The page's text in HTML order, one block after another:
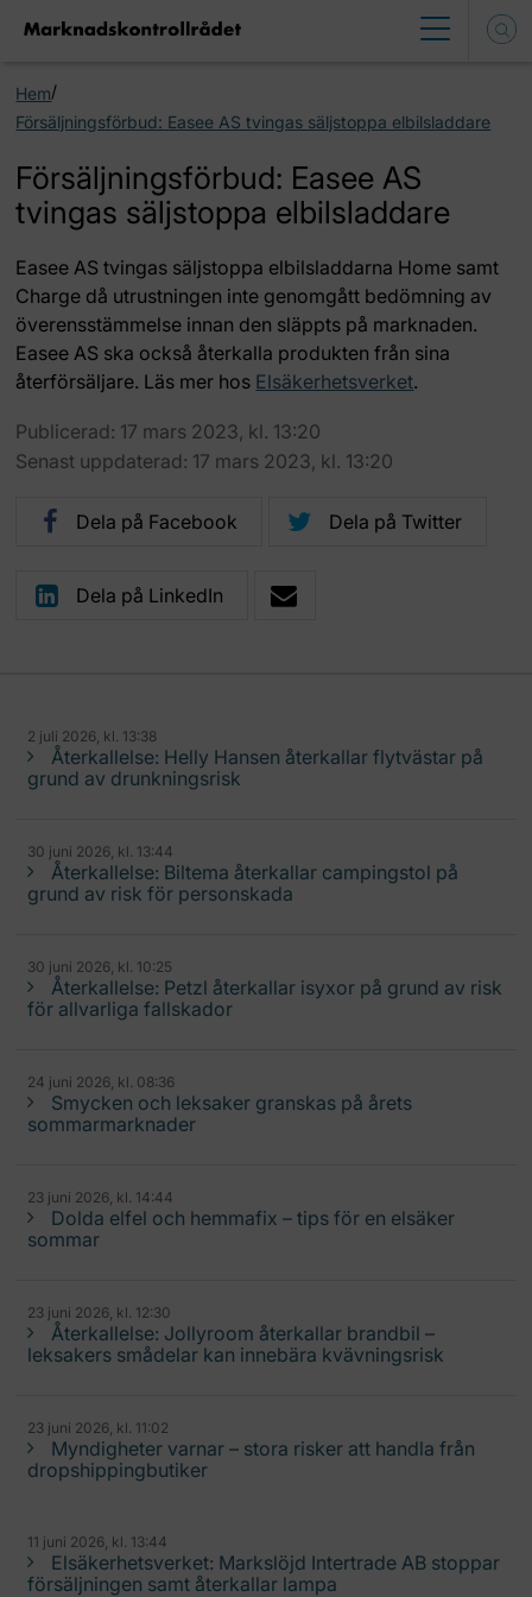
Hem/
Försäljningsförbud: Easee AS tvingas säljstoppa elbilsladdare
Försäljningsförbud: Easee AS
tvingas säljstoppa elbilsladdare
Easee AS tvingas säljstoppa elbilsladdarna Home samt
Charge då utrustningen inte genomgått bedömning av
överensstämmelse innan den släppts på marknaden.
Easee AS ska också återkalla produkten från sina
återförsäljare. Läs mer hos Elsäkerhetsverket.
Publicerad: 17 mars 2023, kl. 13:20
Senast uppdaterad: 17 mars 2023, kl. 13:20
Dela på Facebook Dela på Twitter
Dela på LinkedIn
2 juli 2026, kl. 13:38
Återkallelse: Helly Hansen återkallar flytvästar på
grund av drunkningsrisk
30 juni 2026, kl. 13:44
Återkallelse: Biltema återkallar campingstol på
grund av risk för personskada
30 juni 2026, kl. 10:25
Återkallelse: Petzl återkallar isyxor på grund av risk
för allvarliga fallskador
24 juni 2026, kl. 08:36
Smycken och leksaker granskas på årets
sommarmarknader
23 juni 2026, kl. 14:44
Dolda elfel och hemmafix – tips för en elsäker
sommar
23 juni 2026, kl. 12:30
Återkallelse: Jollyroom återkallar brandbil –
leksakers smådelar kan innebära kvävningsrisk
23 juni 2026, kl. 11:02
Myndigheter varnar – stora risker att handla från
dropshippingbutiker
11 juni 2026, kl. 13:44
Elsäkerhetsverket: Markslöjd Intertrade AB stoppar
försäljningen samt återkallar lampa